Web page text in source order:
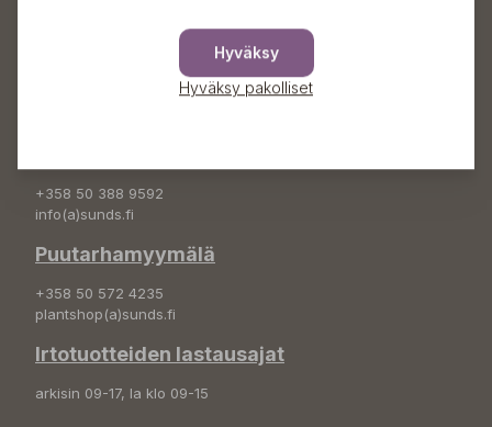
+358 50 388 9592
info(a)sunds.fi
Puutarhamyymälä
+358 50 572 4235
plantshop(a)sunds.fi
Irtotuotteiden lastausajat
arkisin 09-17, la klo 09-15
Hyväksy
Hyväksy pakolliset